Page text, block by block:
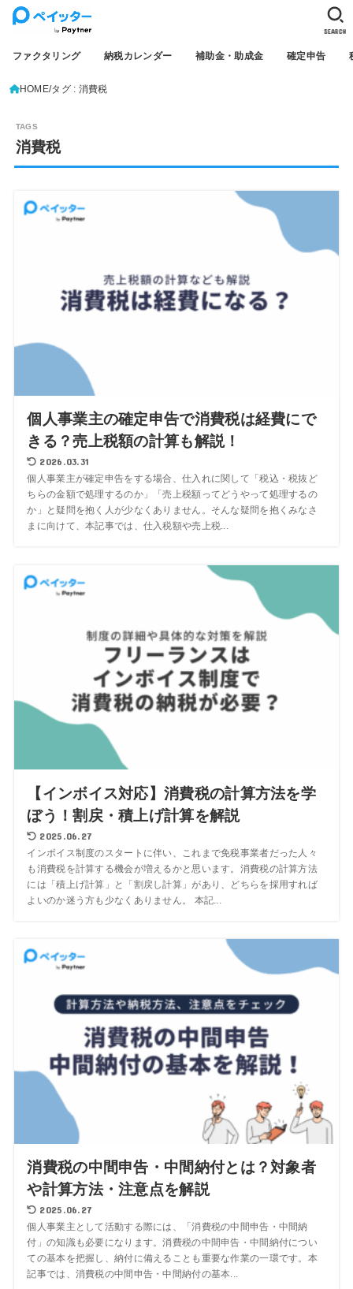
ファクタリング 納税カレンダー 補助金・助成金 確定申告
SEARCH
HOME タグ : 消費税
消費税
個人事業主の確定申告で消費税は経費にで
きる？売上税額の計算も解説！
2026.03.31
個人事業主が確定申告をする場合、仕入れに関して「税込・税抜ど
ちらの金額で処理するのか」「売上税額ってどうやって処理するの
か」と疑問を抱く人が少なくありません。そんな疑問を抱くみなさ
まに向けて、本記事では、仕入税額や売上税...
【インボイス対応】消費税の計算方法を学
ぼう！割戻・積上げ計算を解説
2025.06.27
インボイス制度のスタートに伴い、これまで免税事業者だった人々
も消費税を計算する機会が増えるかと思います。消費税の計算方法
には「積上げ計算」と「割戻し計算」があり、どちらを採用すれば
よいのか迷う方も少なくありません。 本記...
消費税の中間申告・中間納付とは？対象者
や計算方法・注意点を解説
2025.06.27
個人事業主として活動する際には、「消費税の中間申告・中間納
付」の知識も必要になります。消費税の中間申告・中間納付につい
ての基本を把握し、納付に備えることも重要な作業の一環です。本
記事では、消費税の中間申告・中間納付の基本...